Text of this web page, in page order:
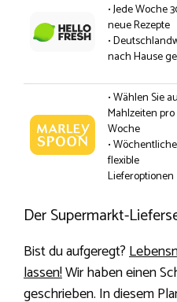
• Jede Woche
neue Rezepte
•
nach Hause
• Wählen Sie
Mahlzeiten pro
Woche
• Wöchentliche
flexible
Lieferoptionen
Der Supermarkt-
Bist du aufgeregt?
lassen!Wir haben einen
geschrieben. In diesem